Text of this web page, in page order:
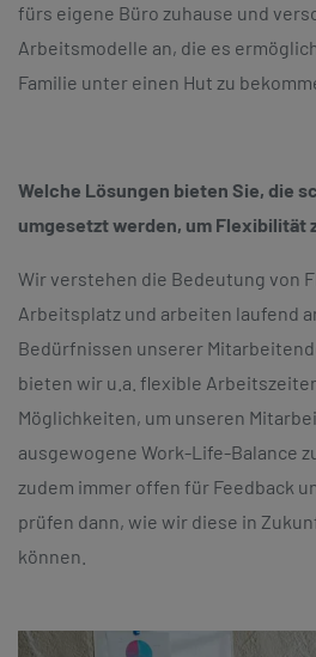
fürs eigene Büro zuhause und
Arbeitsmodelle an, die es
Familie unter einen Hut zu
Welche Lösungen bieten Sie, die
umgesetzt werden, um Flexibilität
Wir verstehen die Bedeutung von
Arbeitsplatz und arbeiten laufend
Bedürfnissen unserer
bieten wir u.a. flexible
Möglichkeiten, um unseren
ausgewogene Work-Life-Balance
zudem immer offen für Feedback
prüfen dann, wie wir diese in
können.